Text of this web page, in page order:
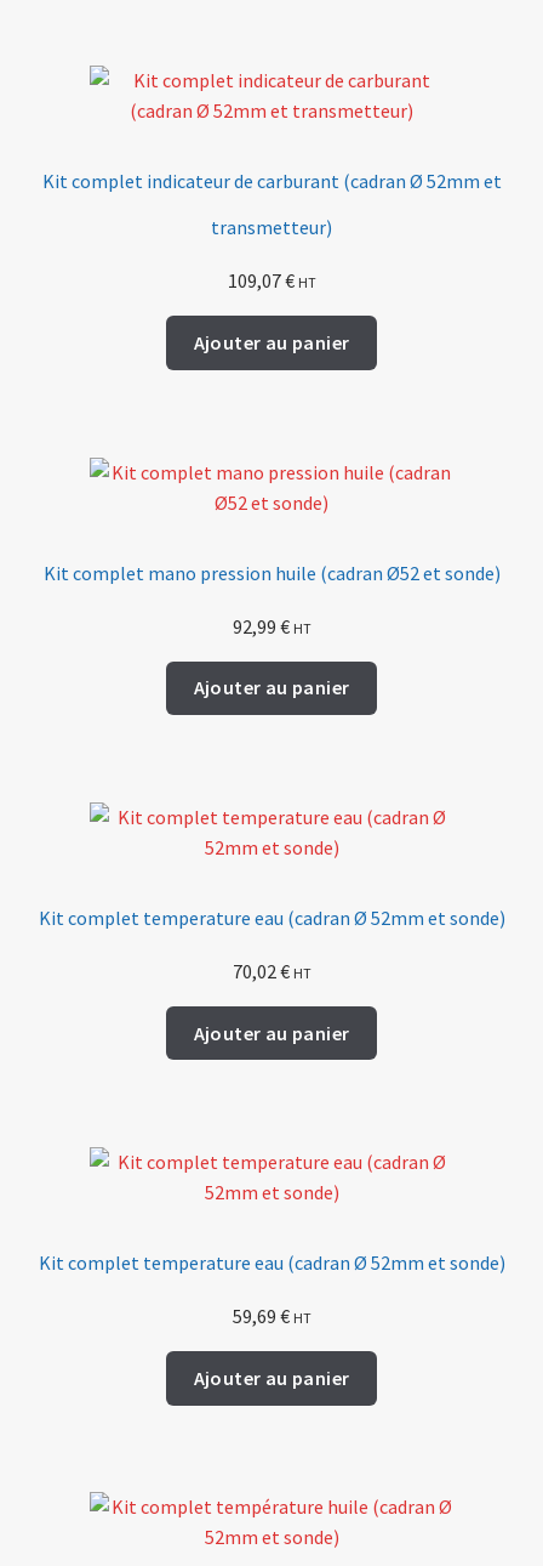
Kit complet indicateur de carburant (cadran Ø 52mm et
transmetteur)
109,07€ HT
Ajouter au panier
Kit complet mano pression huile (cadran Ø52 et sonde)
92,99 € HT
Ajouter au panier
Kit complet temperature eau (cadran Ø 52mm et sonde)
70,02 € HT
Ajouter au panier
Kit complet temperature eau (cadran Ø 52mm et sonde)
59,69 € HT
Ajouter au panier